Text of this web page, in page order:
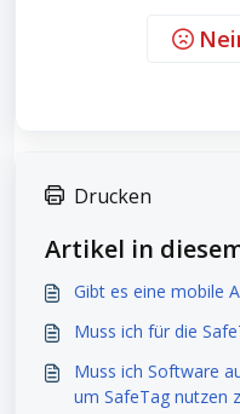
Drucken
Artikel in
Gibt es eine mobile
Muss ich für die
Muss ich Software
um SafeTag nutzen